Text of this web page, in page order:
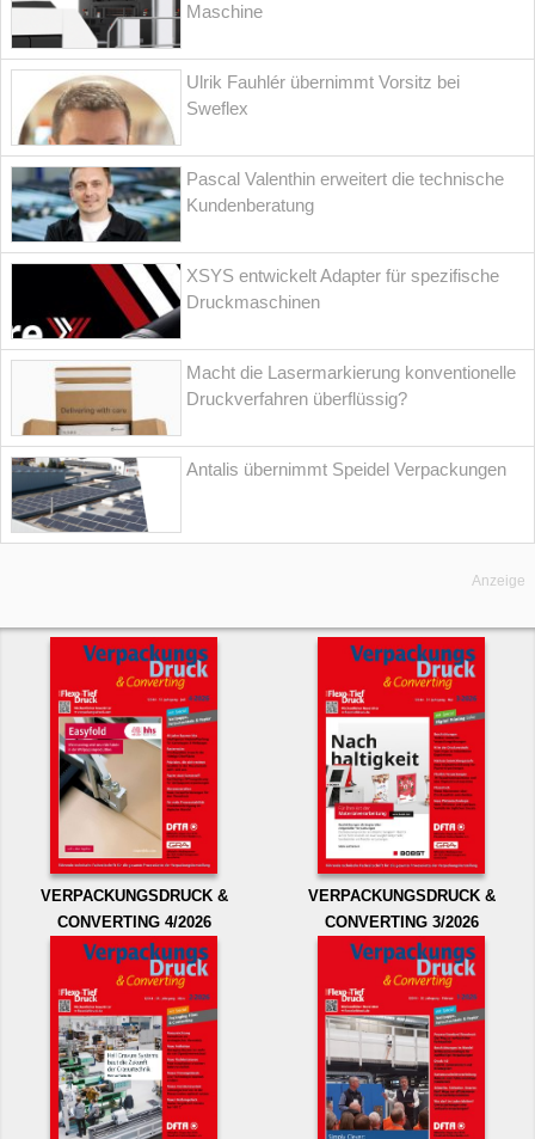
Maschine
Ulrik Fauhlér übernimmt Vorsitz bei
Sweflex
Pascal Valenthin erweitert die technische
Kundenberatung
XSYS entwickelt Adapter für spezifische
Druckmaschinen
Macht die Lasermarkierung konventionelle
Druckverfahren überflüssig?
Antalis übernimmt Speidel Verpackungen
Anzeige
VERPACKUNGSDRUCK &
CONVERTING 4/2026
VERPACKUNGSDRUCK &
CONVERTING 3/2026